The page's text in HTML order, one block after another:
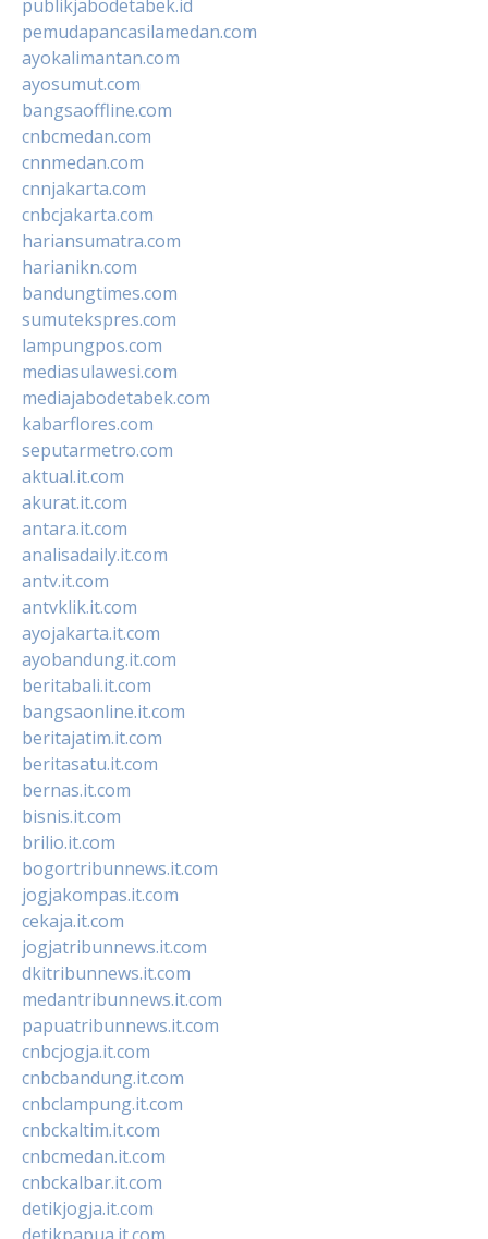
publikjabodetabek.id
pemudapancasilamedan.com
ayokalimantan.com
ayosumut.com
bangsaoffline.com
cnbcmedan.com
cnnmedan.com
cnnjakarta.com
cnbcjakarta.com
hariansumatra.com
harianikn.com
bandungtimes.com
sumutekspres.com
lampungpos.com
mediasulawesi.com
mediajabodetabek.com
kabarflores.com
seputarmetro.com
aktual.it.com
akurat.it.com
antara.it.com
analisadaily.it.com
antv.it.com
antvklik.it.com
ayojakarta.it.com
ayobandung.it.com
beritabali.it.com
bangsaonline.it.com
beritajatim.it.com
beritasatu.it.com
bernas.it.com
bisnis.it.com
brilio.it.com
bogortribunnews.it.com
jogjakompas.it.com
cekaja.it.com
jogjatribunnews.it.com
dkitribunnews.it.com
medantribunnews.it.com
papuatribunnews.it.com
cnbcjogja.it.com
cnbcbandung.it.com
cnbclampung.it.com
cnbckaltim.it.com
cnbcmedan.it.com
cnbckalbar.it.com
detikjogja.it.com
detikpapua.it.com